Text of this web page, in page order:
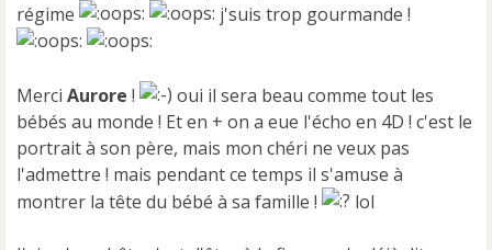
régime
j'suis trop gourmande !
Merci Aurore !
oui il sera beau comme tout les
bébés au monde ! Et en + on a eue l'écho en 4D ! c'est le
portrait à son père, mais mon chéri ne veux pas
l'admettre ! mais pendant ce temps il s'amuse à
montrer la tête du bébé à sa famille !
lol